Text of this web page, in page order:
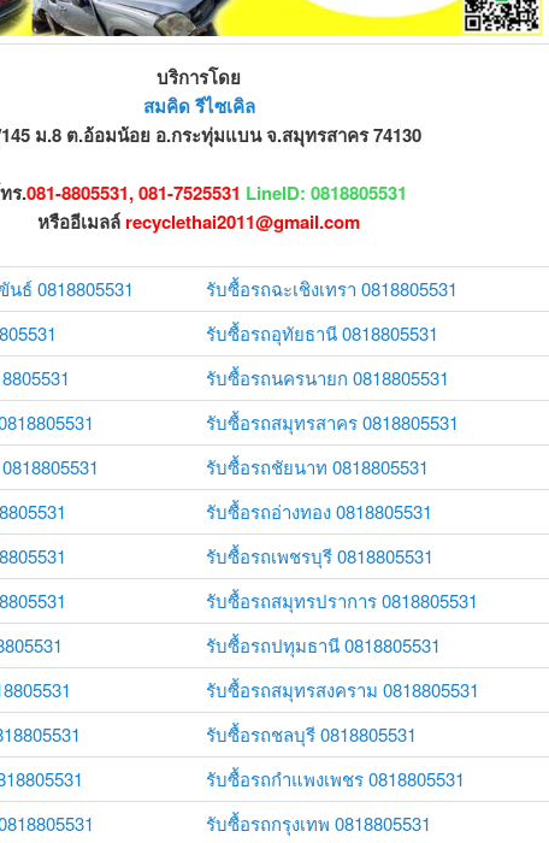
บริการโดย
สมคิด รีไซเคิล
ม.8 ต.อ้อมน้อย อ.กระทุ่มแบน จ.สมุทรสาคร 74130
ร.081-8805531, 081-7525531 LineID: 0818805531
หรืออีเมลล์ recyclethai2011@gmail.com
ธ์ 0818805531
รับซื้อรถฉะเชิงเทรา 0818805531
รับซื้อรถอุทัยธานี 0818805531
รับซื้อรถนครนายก 0818805531
รับซื้อรถสมุทรสาคร 0818805531
รับซื้อรถชัยนาท 0818805531
รับซื้อรถอ่างทอง 0818805531
รับซื้อรถเพชรบุรี 0818805531
รับซื้อรถสมุทรปราการ 0818805531
รับซื้อรถปทุมธานี 0818805531
รับซื้อรถสมุทรสงคราม 0818805531
รับซื้อรถชลบุรี 0818805531
รับซื้อรถกำแพงเพชร 0818805531
รับซื้อรถกรุงเทพ 0818805531